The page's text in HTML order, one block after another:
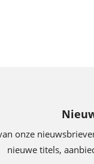
onze
nieuwe titels,